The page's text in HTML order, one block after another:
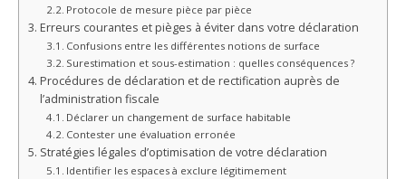
Protocole de mesure pièce par pièce
Erreurs courantes et pièges à éviter dans votre déclaration
Confusions entre les différentes notions de surface
Surestimation et sous-estimation : quelles conséquences ?
Procédures de déclaration et de rectification auprès de
l’administration fiscale
Déclarer un changement de surface habitable
Contester une évaluation erronée
Stratégies légales d’optimisation de votre déclaration
Identifier les espaces à exclure légitimement